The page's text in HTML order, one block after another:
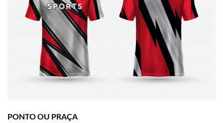
PONTO OU PRAÇA